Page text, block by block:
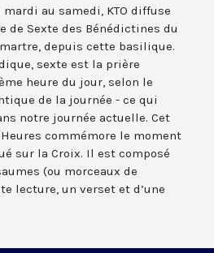
au samedi, KTO diffuse
de Sexte des Bénédictines du
depuis cette basilique.
sexte est la prière
heure du jour, selon le
de la journée - ce qui
notre journée actuelle. Cet
commémore le moment
sur la Croix. Il est composé
(ou morceaux de
lecture, un verset et d’une